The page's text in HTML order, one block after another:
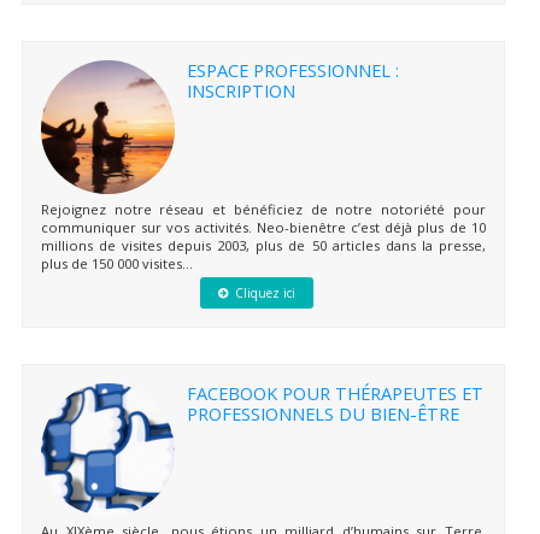
ESPACE PROFESSIONNEL :
INSCRIPTION
Rejoignez notre réseau et bénéficiez de notre notoriété pour
communiquer sur vos activités. Neo-bienêtre c’est déjà plus de 10
millions de visites depuis 2003, plus de 50 articles dans la presse,
plus de 150 000 visites...
Cliquez ici
FACEBOOK POUR THÉRAPEUTES ET
PROFESSIONNELS DU BIEN-ÊTRE